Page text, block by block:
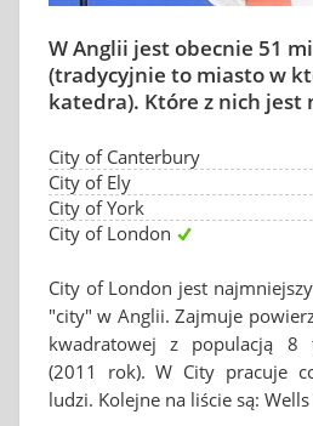
W Anglii jest obecnie 51
(tradycyjnie to miasto w
katedra). Które z nich jest
City of Canterbury
City of Ely
City of York
City of London
City of London jest
"city" w Anglii. Zajmuje
kwadratowej z populacją 8
(2011 rok). W City pracuje
ludzi. Kolejne na liście są: Wells